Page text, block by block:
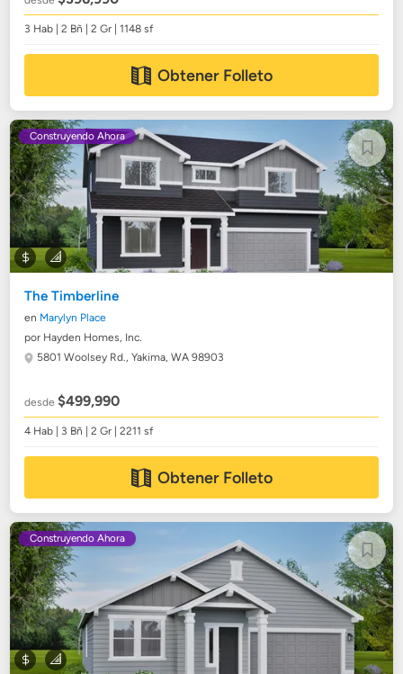
3 Hab | 2 Bñ | 2 Gr | 1148 sf
Obtener Folleto
Construyendo Ahora
The Timberline
en Marylyn Place
por Hayden Homes, Inc.
5801 Woolsey Rd.,Yakima, WA 98903
desde$499,990
4 Hab | 3 Bñ | 2 Gr | 2211 sf
Obtener Folleto
Construyendo Ahora